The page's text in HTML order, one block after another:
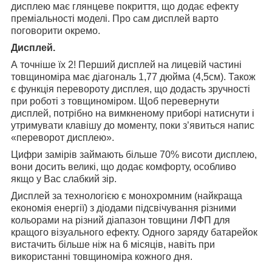
дисплею має глянцеве покриття, що додає ефекту
преміальності моделі. Про сам дисплей варто
поговорити окремо.
Дисплей.
А точніше їх 2! Перший дисплей на лицевій частині
товщиноміра має діагональ 1,77 дюйма (4,5см). Також
є функція перевороту дисплея, що додасть зручності
при роботі з товщиноміром. Щоб перевернути
дисплей, потрібно на вимкненому приборі натиснути і
утримувати клавішу до моменту, поки з’явиться напис
«переворот дисплею».
Цифри замірів займають більше 70% висоти дисплею,
вони досить великі, що додає комфорту, особливо
якщо у Вас слабкий зір.
Дисплей за технологією є монохромним (найкраща
економія енергії) з діодами підсвічування різними
кольорами на різний діапазон товщини ЛФП для
кращого візуального ефекту. Одного заряду батарейок
вистачить більше ніж на 6 місяців, навіть при
використанні товщиноміра кожного дня.